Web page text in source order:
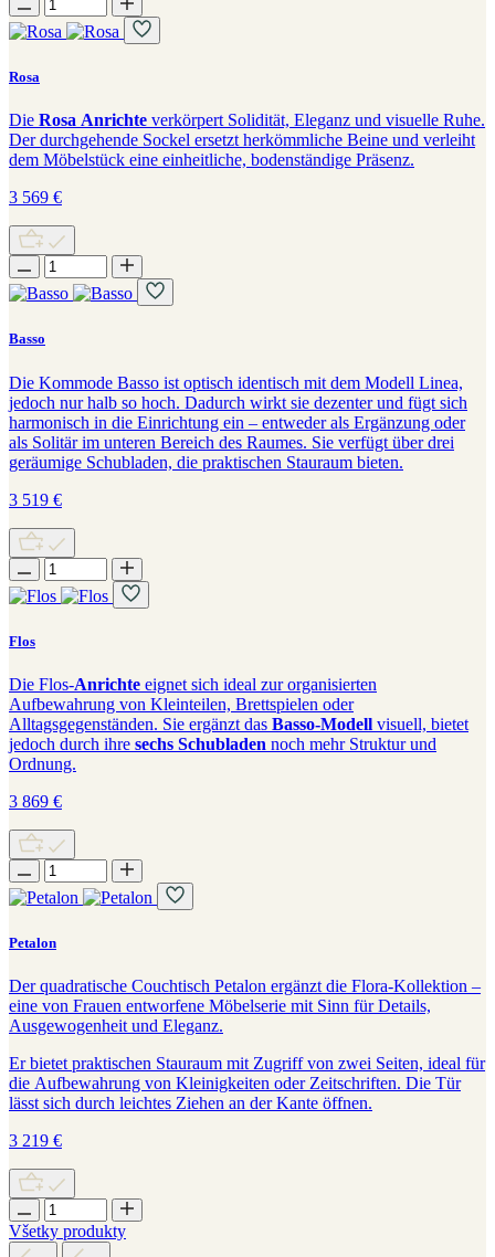
Rosa
Die Rosa Anrichte verkörpert Solidität, Eleganz und visuelle Ruhe.
Der durchgehende Sockel ersetzt herkömmliche Beine und verleiht
dem Möbelstück eine einheitliche, bodenständige Präsenz.
3 569 €
Basso
Die Kommode Basso ist optisch identisch mit dem Modell Linea,
jedoch nur halb so hoch. Dadurch wirkt sie dezenter und fügt sich
harmonisch in die Einrichtung ein – entweder als Ergänzung oder
als Solitär im unteren Bereich des Raumes. Sie verfügt über drei
geräumige Schubladen, die praktischen Stauraum bieten.
3 519 €
Flos
Die Flos-Anrichte eignet sich ideal zur organisierten
Aufbewahrung von Kleinteilen, Brettspielen oder
Alltagsgegenständen. Sie ergänzt das Basso-Modell visuell, bietet
jedoch durch ihre sechs Schubladen noch mehr Struktur und
Ordnung.
3 869 €
Petalon
Der quadratische Couchtisch Petalon ergänzt die Flora-Kollektion –
eine von Frauen entworfene Möbelserie mit Sinn für Details,
Ausgewogenheit und Eleganz.
Er bietet praktischen Stauraum mit Zugriff von zwei Seiten, ideal für
die Aufbewahrung von Kleinigkeiten oder Zeitschriften. Die Tür
lässt sich durch leichtes Ziehen an der Kante öffnen.
3 219 €
Všetky produkty